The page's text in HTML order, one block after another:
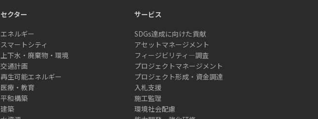
セクター
エネルギー
スマートシティ
上下水・廃棄物・環境
交通計画
再生可能エネルギー
医療・教育
平和構築
建築
サービス
SDGs達成に向けた貢献
アセットマネージメント
フィージビリティ―調査
プロジェクトマネージメント
プロジェクト形成・資金調達
入札支援
施工監理
環境社会配慮